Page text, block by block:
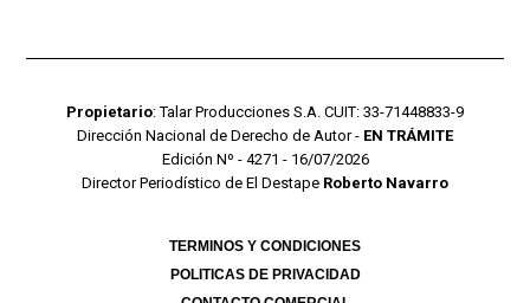
Propietario: Talar Producciones S.A. CUIT: 33-71448833-9
Dirección Nacional de Derecho de Autor - EN TRÁMITE
Edición Nº - 4271 - 16/07/2026
Director Periodístico de El Destape Roberto Navarro
TERMINOS Y CONDICIONES
POLITICAS DE PRIVACIDAD